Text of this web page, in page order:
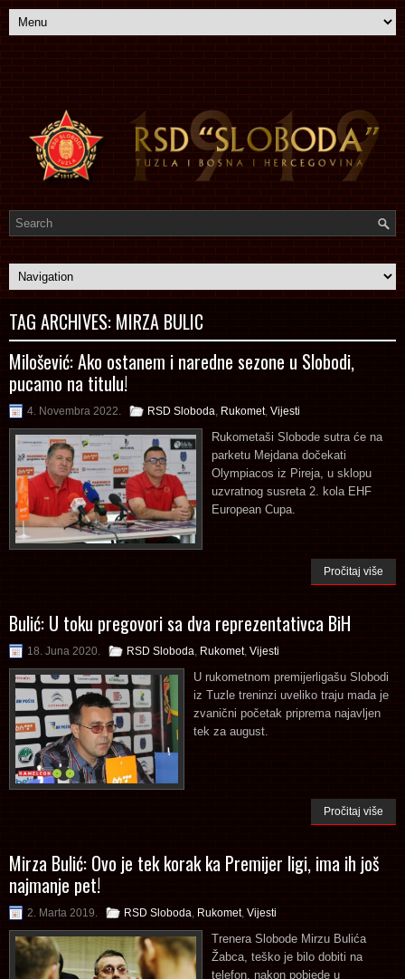
TAG ARCHIVES: MIRZA BULIC
Milošević: Ako ostanem i naredne sezone u Slobodi,
pucamo na titulu!
4. Novembra 2022. RSD Sloboda Rukomet, Vijesti
Rukometaši Slobode sutra će na
parketu Mejdana dočekati
Olympiacos iz Pireja, u sklopu
uzvratnog susreta 2. kola EHF
European Cupa.
Pročitaj više
Bulić: U toku pregovori sa dva reprezentativca BiH
18. Juna 2020. RSD Sloboda Rukomet, Vijesti
U rukometnom premijerligašu Slobodi
iz Tuzle treninzi uveliko traju mada je
zvanični početak priprema najavljen
tek za august.
Pročitaj više
Mirza Bulić: Ovo je tek korak ka Premijer ligi, ima ih još
najmanje pet!
2. Marta 2019. RSD Sloboda Rukomet, Vijesti
Trenera Slobode Mirzu Bulića
Žabca, teško je bilo dobiti na
telefon, nakon pobjede u